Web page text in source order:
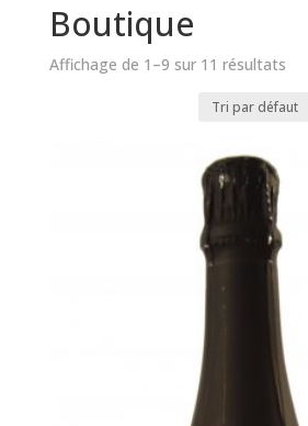
Boutique
Affichage de 1–9 sur 11 résultats